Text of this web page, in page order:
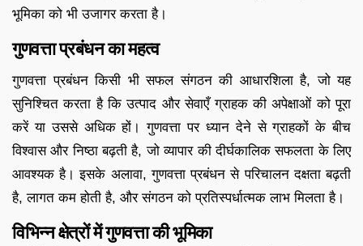
भूमिका को भी उजागर करता है।
गुणवत्ता प्रबंधन का महत्व
गुणवत्ता प्रबंधन किसी भी सफल संगठन की आधारशिला है, जो यह
सुनिश्चित करता है कि उत्पाद और सेवाएँ ग्राहक की अपेक्षाओं को पूरा
करें या उससे अधिक हों। गुणवत्ता पर ध्यान देने से ग्राहकों के बीच
विश्वास और निष्ठा बढ़ती है, जो व्यापार की दीर्घकालिक सफलता के लिए
आवश्यक है। इसके अलावा, गुणवत्ता प्रबंधन से परिचालन दक्षता बढ़ती
है, लागत कम होती है, और संगठन को प्रतिस्पर्धात्मक लाभ मिलता है।
विभिन्न क्षेत्रों में गुणवत्ता की भूमिका